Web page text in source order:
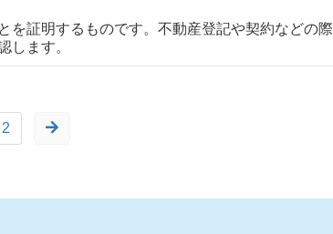
を証明するものです。不動産登記や契約などの
します。
2